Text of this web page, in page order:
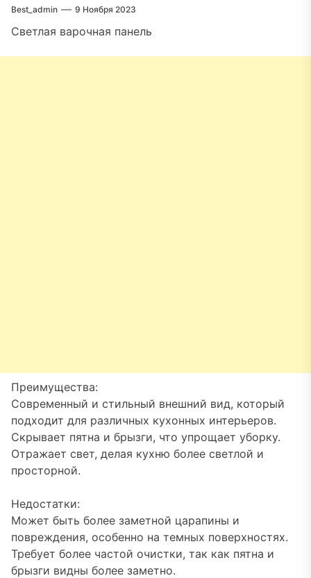
Best_admin 9 Ноября 2023
Светлая варочная панель
Преимущества:
Современный и стильный внешний вид, который
подходит для различных кухонных интерьеров.
Скрывает пятна и брызги, что упрощает уборку.
Отражает свет, делая кухню более светлой и
просторной.
Недостатки:
Может быть более заметной царапины и
повреждения, особенно на темных поверхностях.
Требует более частой очистки, так как пятна и
брызги видны более заметно.